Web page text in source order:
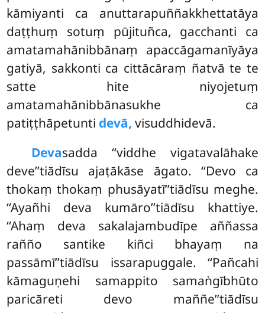
kāmiyanti ca anuttarapuññakkhettatāya
daṭṭhuṃ sotuṃ pūjituñca, gacchanti ca
amatamahānibbānaṃ apaccāgamanīyāya
gatiyā, sakkonti ca cittācāraṃ ñatvā te te
satte hite niyojetuṃ
amatamahānibbānasukhe ca
patiṭṭhāpetunti devā, visuddhidevā.
Devasadda ‘‘viddhe vigatavalāhake
deve’’tiādīsu ajaṭākāse āgato. ‘‘Devo ca
thokaṃ thokaṃ phusāyatī’’tiādīsu meghe.
‘‘Ayañhi deva kumāro’’tiādīsu khattiye.
‘‘Ahaṃ deva sakalajambudīpe aññassa
rañño santike kiñci bhayaṃ na
passāmī’’tiādīsu issarapuggale. ‘‘Pañcahi
kāmaguṇehi samappito samaṅgībhūto
paricāreti devo maññe’’tiādīsu